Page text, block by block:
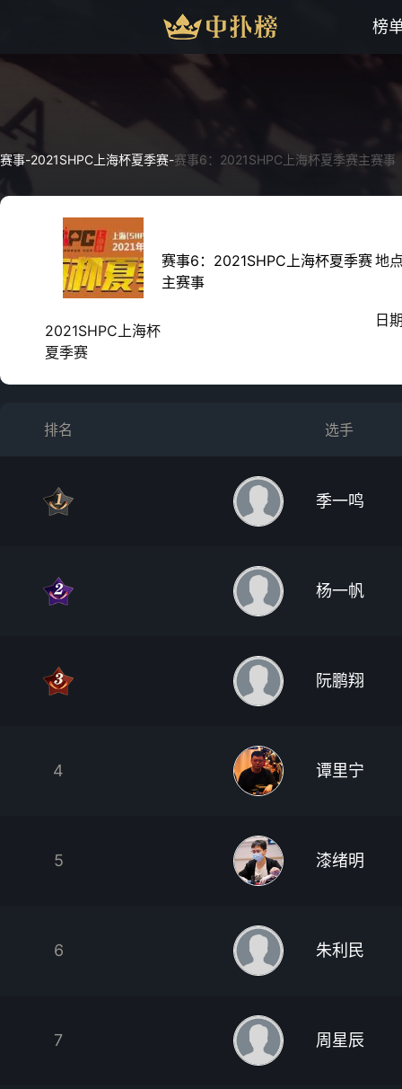
榜
赛事-2021SHPC上海杯夏季赛-赛事6：2021SHPC上海杯夏季赛主赛事
2021SHPC上海杯
夏季赛
赛事6：2021SHPC上海杯夏季赛
主赛事
地
日
排名 选手
季一鸣
杨一帆
阮鹏翔
4 谭里宁
5 漆绪明
6 朱利民
7 周星辰